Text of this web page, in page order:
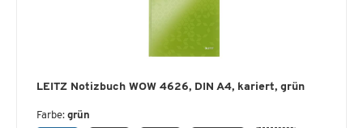
LEITZ Notizbuch WOW 4626, DIN A4, kariert, grün
Farbe: grün